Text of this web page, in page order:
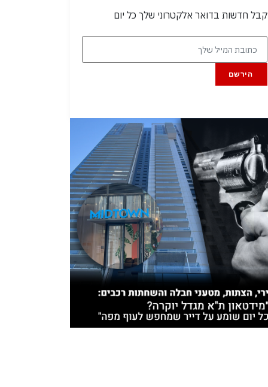
קבל חדשות בדואר אלקטרוני שלך כל יום
הירשם